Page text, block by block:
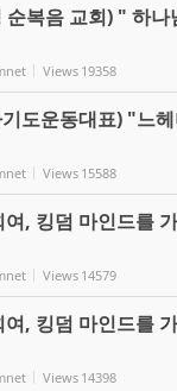
순복음 교회) " 하
Views 19358
도운동대표) "느
Views 15588
, 킹덤 마인드를
Views 14579
, 킹덤 마인드를
Views 14398